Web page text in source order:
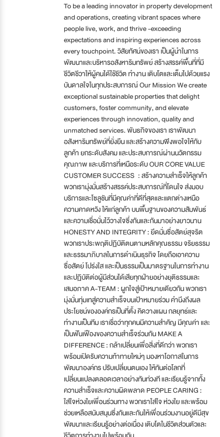
To be a leading innovator in property development
and operations, creating vibrant spaces where
people live, work, and thrive -exceeding
expectations and inspiring experiences across
every touchpoint. วิสัยทัศน์ของเรา เป็นผู้นำในการ
พัฒนาและบริหารอสังหาริมทรัพย์ สร้างสรรค์พื้นที่ที่มี
ชีวิตชีวาให้ผู้คนได้ใช้ชีวิต ทำงาน เติบโตและเต็มไปด้วยแรง
บันดาลใจในทุกประสบการณ์ Our Mission We create
exceptional sustainable properties that delight
customers, foster community, and elevate
experiences through innovation, quality and
unmatched services. พันธกิจของเรา เราพัฒนา
อสังหาริมทรัพย์ที่ยั่งยืน และสร้างความพึงพอใจให้กับ
ลูกค้า ยกระดับสังคม และประสบการณ์ผ่านนวัตกรรม
คุณภาพ และบริการที่เหนือระดับ OUR CORE VALUE
CUSTOMER SUCCESS : สร้างความสำเร็จให้ลูกค้า
พวกเรามุ่งมั่นสร้างสรรค์ประสบการณ์ที่โดนใจ ส่งมอบ
บริการและโซลูชันที่มีคุณค่าที่ดีที่สุดและแตกต่างเหนือ
ความคาดหวัง ให้แก่ลูกค้า บนพื้นฐานของความสัมพันธ์
และความเชื่อมั่นไว้วางใจซึ่งกันและกันมาอย่างยาวนาน
HONESTY AND INTEGRITY : ยึดมั่นซื่อสัตย์สุจริต
พวกเราประพฤติปฏิบัติตนตามหลักคุณธรรม จริยธรรม
และธรรมาภิบาลในการดำเนินธุรกิจ โดยถือเอาความ
ซื่อสัตย์ โปร่งใส และเป็นธรรมเป็นมาตรฐานในการทำงาน
และปฏิบัติต่อผู้มีส่วนได้เสียทุกฝ่ายอย่างยุติธรรมและ
เสมอภาค A-TEAM : ผูกใจสู่เป้าหมายเดียวกัน พวกเรา
มุ่งมั่นทุ่มเทสู่ความสำเร็จบนเป้าหมายร่วม คำนึงถึงผล
ประโยชน์ขององค์กรเป็นที่ตั้ง คิดวางแผน กลยุทธ์และ
ทำงานเป็นทีม เราเชื่อว่าทุกคนมีความสำคัญ มีคุณค่า และ
เป็นฟันเฟืองของความสำเร็จร่วมกัน MAKE A
DIFFERENCE : กล้าเปลี่ยนเพื่อสิ่งที่ดีกว่า พวกเรา
พร้อมเปิดรับความท้าทายใหม่ๆ มองหาโอกาสในการ
พัฒนาองค์กร ปรับเปลี่ยนตนเอง ให้ทันต่อโลกที่
เปลี่ยนแปลงตลอดเวลาอย่างทันท่วงที และเรียนรู้จากทั้ง
ความสำเร็จและความผิดพลาด PEOPLE CARING :
ใส่ใจห่วงใยเพื่อนร่วมทาง พวกเราใส่ใจ ห่วงใย และพร้อม
ช่วยเหลือสนับสนุนซึ่งกันและกันให้เพื่อนร่วมงานอยู่ดีมีสุข
พัฒนาและเรียนรู้อย่างต่อเนื่อง เติบโตในชีวิตส่วนตัวและ